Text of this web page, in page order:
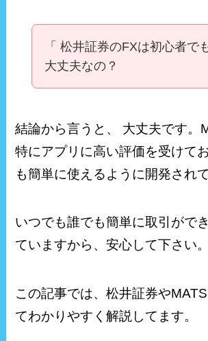
「 松井証券のFXは初心者で
大丈夫なの？
結論から言うと、 大丈夫です。
特にアプリに高い評価を受けて
も簡単に使えるように開発され
いつでも誰でも簡単に取引がで
ていますから、安心して下さい。
この記事では、松井証券や
てわかりやすく解説してます。